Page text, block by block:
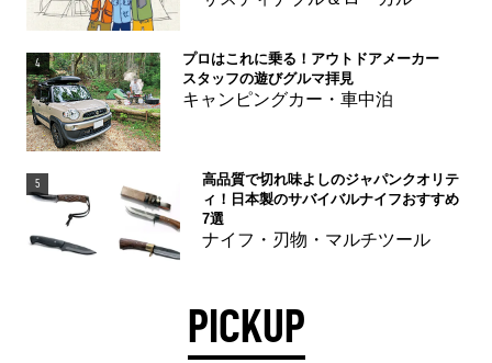
4
プロはこれに乗る！アウトドアメーカー
スタッフの遊びグルマ拝見
キャンピングカー・車中泊
5
高品質で切れ味よしのジャパンクオリテ
ィ！日本製のサバイバルナイフおすすめ
7選
ナイフ・刃物・マルチツール
PICKUP